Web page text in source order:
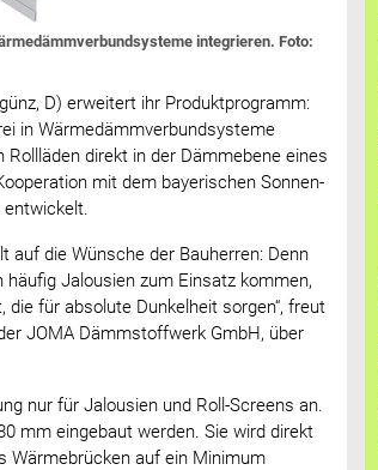
integrieren. Foto:
D) erweitert ihr Produktprogramm:
in Wärmedämmverbundsysteme
direkt in der Dämmebene eines
mit dem bayerischen Sonnen-
auf die Wünsche der Bauherren: Denn
Jalousien zum Einsatz kommen,
für absolute Dunkelheit sorgen“, freut
JOMA Dämmstoffwerk GmbH, über
nur für Jalousien und Roll-Screens an.
mm eingebaut werden. Sie wird direkt
Wärmebrücken auf ein Minimum